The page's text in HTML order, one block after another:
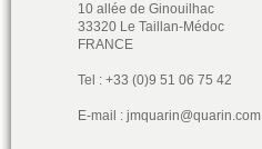
10 allée de Ginouilhac
33320 Le Taillan-Médoc
FRANCE
Tel : +33 (0)9 51 06 75 42
E-mail : jmquarin@quarin.com